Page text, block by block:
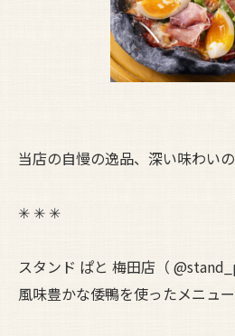
当店の自慢の逸品、深い味わい
✳︎ ✳︎ ✳︎
スタンド ぱと 梅田店（
風味豊かな倭鴨を使ったメニュ